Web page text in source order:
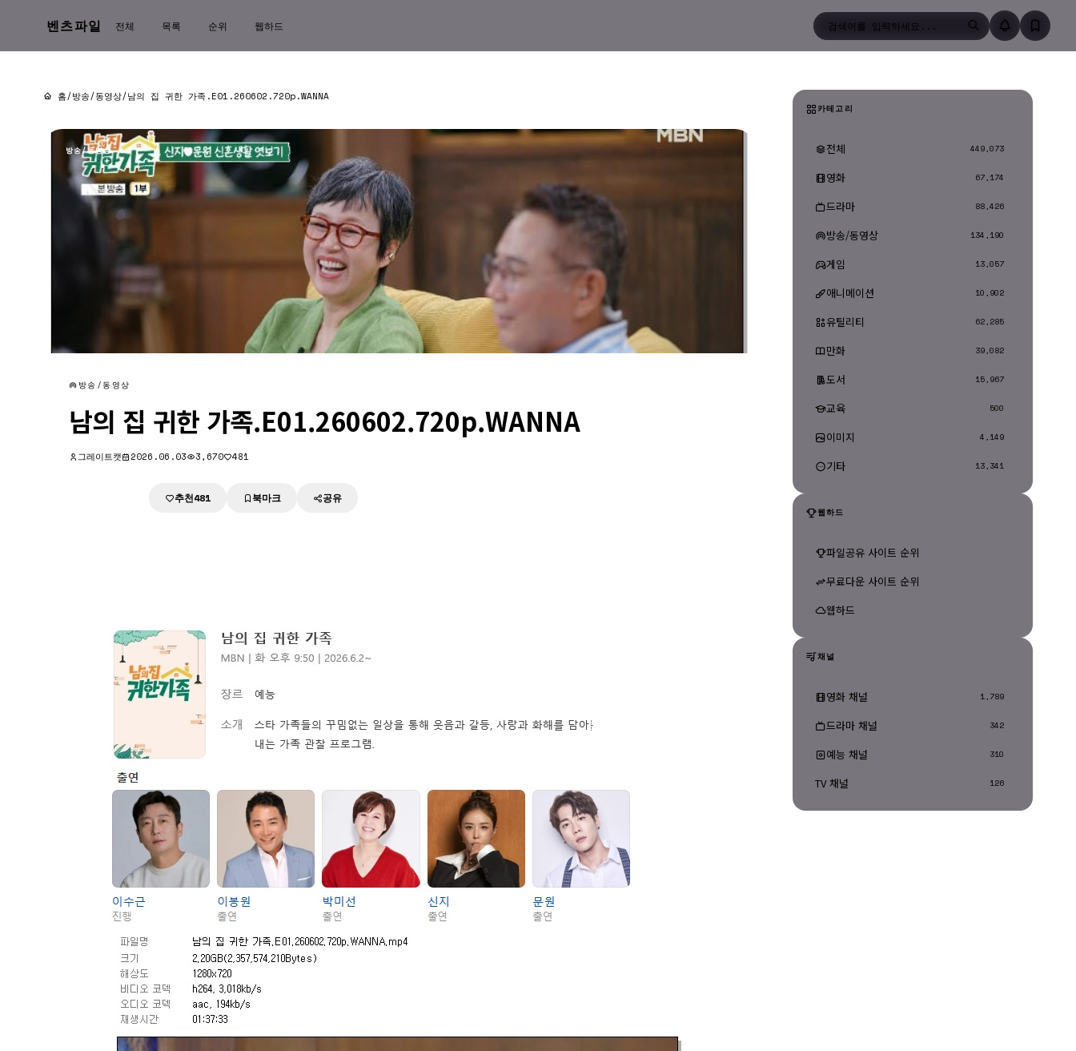
벤츠파일 전체 목록 순위 웹하드 검색
홈/방송/동영상/남의 집 귀한 가족.E01.260602.720p.WANNA
방송/동영상
방송/동영상
남의 집 귀한 가족.E01.260602.720p.WANNA
그레이트캣 2026.06.03 3,670 481
추천481 북마크 공유
카테고리
전체 449,073
영화 67,174
드라마 88,426
방송/동영상 134,190
게임 13,057
애니메이션 10,902
유틸리티 62,285
만화 39,082
도서 15,967
교육 500
이미지 4,149
기타 13,341
웹하드
파일공유 사이트 순위
무료다운 사이트 순위
웹하드
채널
영화 채널 1,789
드라마 채널 342
예능 채널 310
TV 채널 126